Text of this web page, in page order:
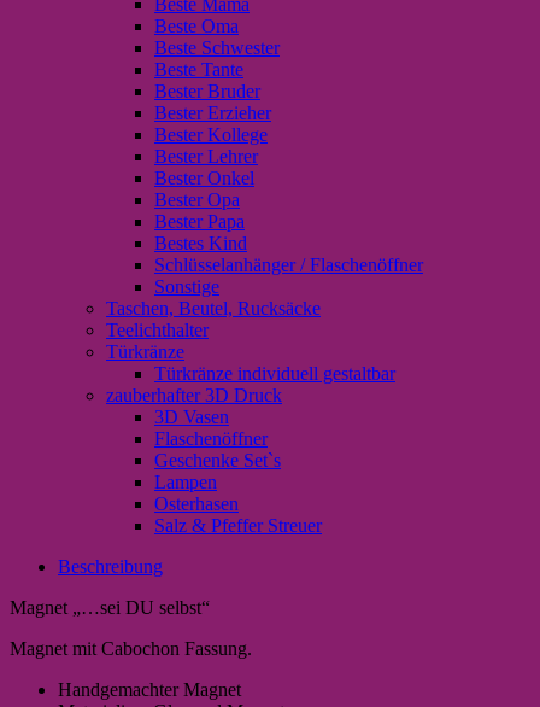
Beste Oma
Beste Schwester
Beste Tante
Bester Bruder
Bester Erzieher
Bester Kollege
Bester Lehrer
Bester Onkel
Bester Opa
Bester Papa
Bestes Kind
Schlüsselanhänger / Flaschenöffner
Sonstige
Taschen, Beutel, Rucksäcke
Teelichthalter
Türkränze
Türkränze individuell gestaltbar
zauberhafter 3D Druck
3D Vasen
Flaschenöffner
Geschenke Set`s
Lampen
Osterhasen
Salz & Pfeffer Streuer
Beschreibung
Magnet „…sei DU selbst“
Magnet mit Cabochon Fassung.
Handgemachter Magnet